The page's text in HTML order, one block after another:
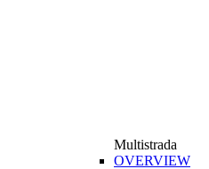
Multistrada
OVERVIEW